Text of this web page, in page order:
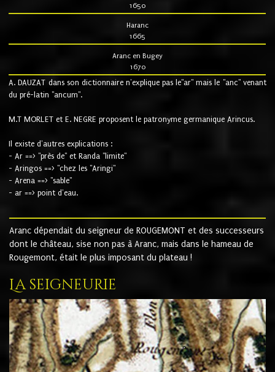
1650
Haranc
1665
Aranc en Bugey
1670
A. DAUZAT dans son dictionnaire n'explique pas le"ar" mais le "anc" venant
du pré-latin "ancum".
M.T MORLET et E. NEGRE proposent le patronyme germanique Arincus.
Il existe d'autres explications :
- Ar ==> "près de" et Randa "limite"
- Aringos ==> "chez les "Aringi"
- Arena ==> "sable"
- ar ==> point d'eau.
Aranc dépendait du seigneur de ROUGEMONT et des successeurs
dont le château, sise non pas à Aranc, mais dans le hameau de
Rougemont, était le plus imposant du plateau !
La seigneurie